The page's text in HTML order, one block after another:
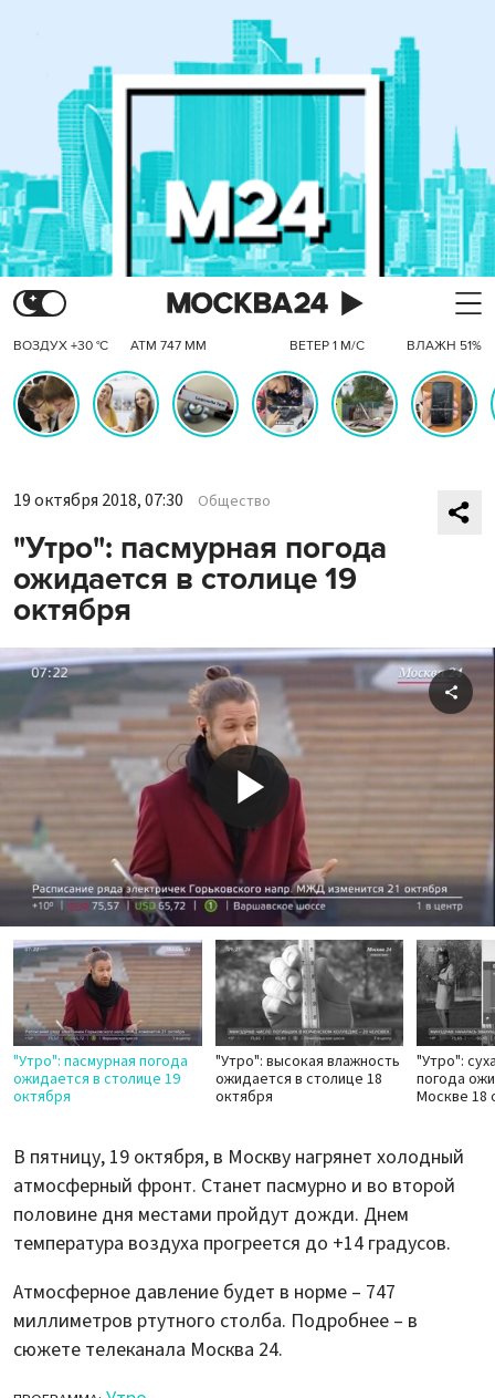
ВОЗДУХ +30 °C АТМ 747 ММ ВЕТЕР 1 М/С ВЛАЖН 51%
19 октября 2018, 07:30 Общество
"Утро": пасмурная погода
ожидается в столице 19
октября
Play
Video
"Утро": пасмурная погода
ожидается в столице 19
октября
"Утро": высокая влажность
ожидается в столице 18
октября
"Утро":
погода
Москве 18
В пятницу, 19 октября, в Москву нагрянет холодный
атмосферный фронт. Станет пасмурно и во второй
половине дня местами пройдут дожди. Днем
температура воздуха прогреется до +14 градусов.
Атмосферное давление будет в норме – 747
миллиметров ртутного столба. Подробнее – в
сюжете телеканала Москва 24.